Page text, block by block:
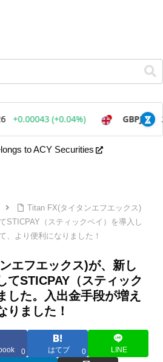
to ACY Securities
Titan FX(タイタンエフエックス)
STICPAY（スティックペイ）を導入し
、より便利になりました！
エフエックス)が、新し
てSTICPAY（スティック
した。入出金手段が増え
りました！
0 はてブ 0 LINE